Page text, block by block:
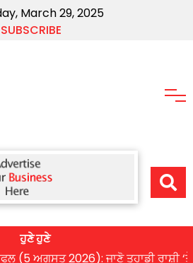
March 29, 2025
SUBSCRIBE
ਹੁਣੇ ਹੁਣੇ
ਅਗਸਤ 2026): ਜਾਣੋ ਤੁਹਾਡੀ ਰਾਸ਼ੀ ‘ਤੇ